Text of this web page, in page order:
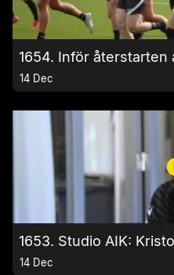
1654. Inför återstarten
14 Dec
1653. Studio AIK:
14 Dec